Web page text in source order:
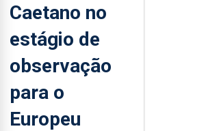
Caetano no
estágio de
observação
para o
Europeu